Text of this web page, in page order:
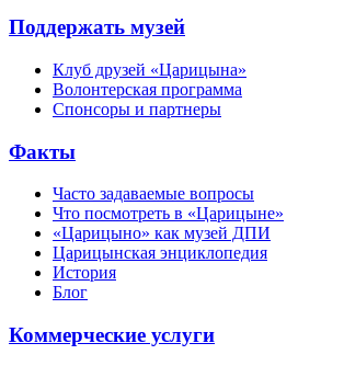
Поддержать музей
Клуб друзей «Царицына»
Волонтерская программа
Спонсоры и партнеры
Факты
Часто задаваемые вопросы
Что посмотреть в «Царицыне»
«Царицыно» как музей ДПИ
Царицынская энциклопедия
История
Блог
Коммерческие услуги